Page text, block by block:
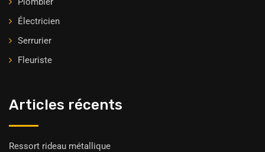
Électricien
Serrurier
Fleuriste
Articles récents
Ressort rideau métallique